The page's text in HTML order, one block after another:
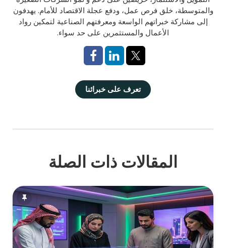
والمتوسطة، خلق فرص عمل، ودفع عجلة الاقتصاد للأمام. يهدفون
إلى مشاركة خبراتهم الواسعة ومعرفتهم الصناعية لتمكين رواد
الأعمال والمستثمرين على حد سواء.
تعرف على خبرائنا
المقالات ذات الصلة